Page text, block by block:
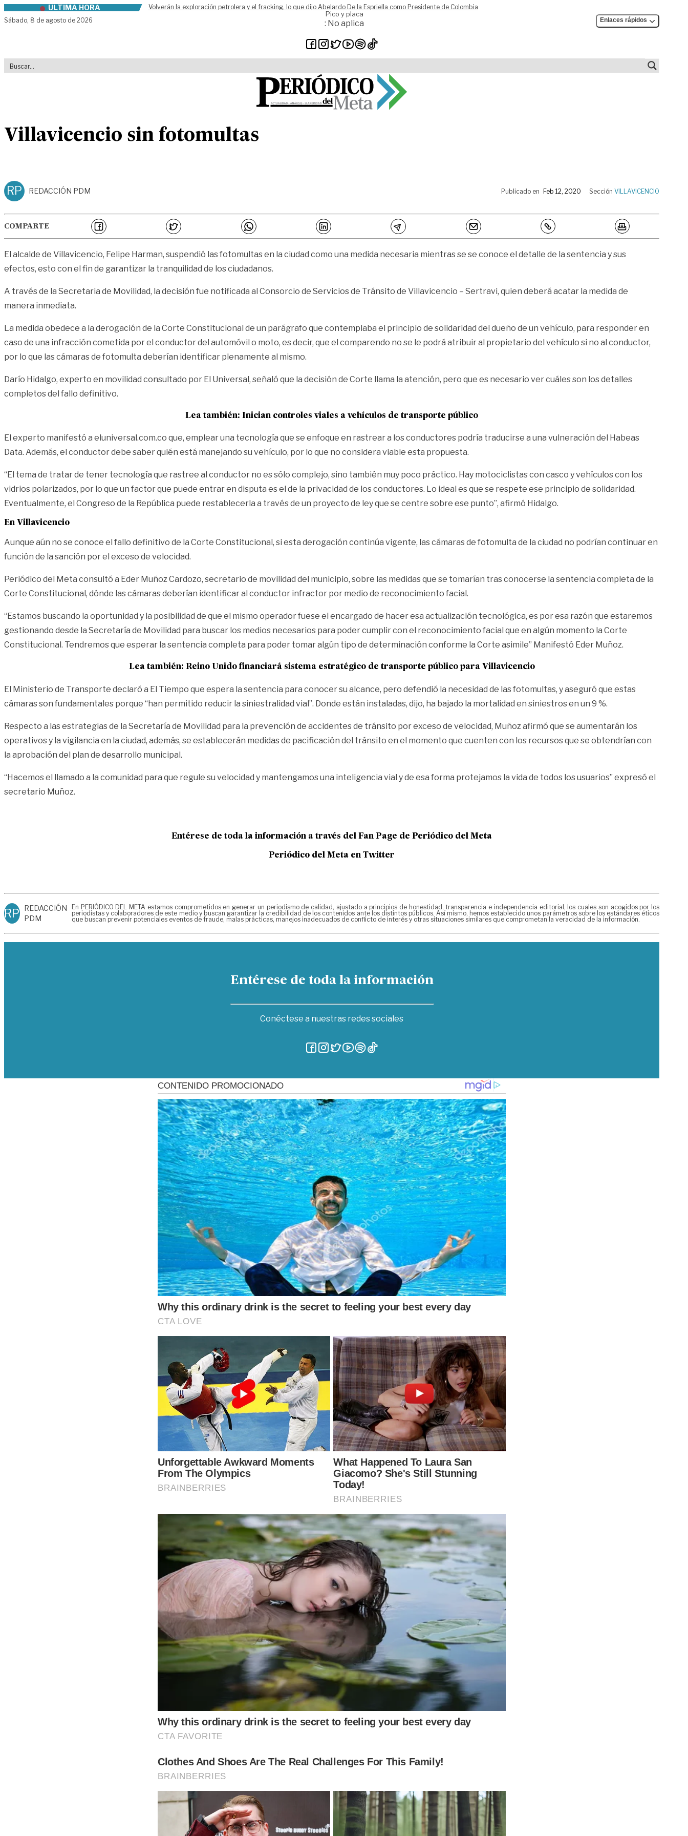
Skip to contentÚLTIMA HORA
Volverán la exploración petrolera y el fracking, lo que dijo Abelardo De la Espriella como Presidente de Colombia
Sábado, 8 de agosto de 2026
Pico y placa
: No aplica Enlaces rápidos
Villavicencio sin fotomultas
RP REDACCIÓN PDM Publicado en Feb 12, 2020 Sección VILLAVICENCIO
COMPARTE
El alcalde de Villavicencio, Felipe Harman, suspendió las fotomultas en la ciudad como una medida necesaria mientras se se conoce el detalle de la sentencia y sus
efectos, esto con el fin de garantizar la tranquilidad de los ciudadanos.
A través de la Secretaria de Movilidad, la decisión fue notificada al Consorcio de Servicios de Tránsito de Villavicencio – Sertravi, quien deberá acatar la medida de
manera inmediata.
La medida obedece a la derogación de la Corte Constitucional de un parágrafo que contemplaba el principio de solidaridad del dueño de un vehículo, para responder en
caso de una infracción cometida por el conductor del automóvil o moto, es decir, que el comparendo no se le podrá atribuir al propietario del vehículo si no al conductor,
por lo que las cámaras de fotomulta deberían identificar plenamente al mismo.
Darío Hidalgo, experto en movilidad consultado por El Universal, señaló que la decisión de Corte llama la atención, pero que es necesario ver cuáles son los detalles
completos del fallo definitivo.
Lea también: Inician controles viales a vehículos de transporte público
El experto manifestó a eluniversal.com.co que, emplear una tecnología que se enfoque en rastrear a los conductores podría traducirse a una vulneración del Habeas
Data. Además, el conductor debe saber quién está manejando su vehículo, por lo que no considera viable esta propuesta.
“El tema de tratar de tener tecnología que rastree al conductor no es sólo complejo, sino también muy poco práctico. Hay motociclistas con casco y vehículos con los
vidrios polarizados, por lo que un factor que puede entrar en disputa es el de la privacidad de los conductores. Lo ideal es que se respete ese principio de solidaridad.
Eventualmente, el Congreso de la República puede restablecerla a través de un proyecto de ley que se centre sobre ese punto”, afirmó Hidalgo.
En Villavicencio
Aunque aún no se conoce el fallo definitivo de la Corte Constitucional, si esta derogación continúa vigente, las cámaras de fotomulta de la ciudad no podrían continuar en
función de la sanción por el exceso de velocidad.
Periódico del Meta consultó a Eder Muñoz Cardozo, secretario de movilidad del municipio, sobre las medidas que se tomarían tras conocerse la sentencia completa de la
Corte Constitucional, dónde las cámaras deberían identificar al conductor infractor por medio de reconocimiento facial.
“Estamos buscando la oportunidad y la posibilidad de que el mismo operador fuese el encargado de hacer esa actualización tecnológica, es por esa razón que estaremos
gestionando desde la Secretaría de Movilidad para buscar los medios necesarios para poder cumplir con el reconocimiento facial que en algún momento la Corte
Constitucional. Tendremos que esperar la sentencia completa para poder tomar algún tipo de determinación conforme la Corte asimile” Manifestó Eder Muñoz.
Lea también: Reino Unido financiará sistema estratégico de transporte público para Villavicencio
El Ministerio de Transporte declaró a El Tiempo que espera la sentencia para conocer su alcance, pero defendió la necesidad de las fotomultas, y aseguró que estas
cámaras son fundamentales porque “han permitido reducir la siniestralidad vial”. Donde están instaladas, dijo, ha bajado la mortalidad en siniestros en un 9 %.
Respecto a las estrategias de la Secretaría de Movilidad para la prevención de accidentes de tránsito por exceso de velocidad, Muñoz afirmó que se aumentarán los
operativos y la vigilancia en la ciudad, además, se establecerán medidas de pacificación del tránsito en el momento que cuenten con los recursos que se obtendrían con
la aprobación del plan de desarrollo municipal.
“Hacemos el llamado a la comunidad para que regule su velocidad y mantengamos una inteligencia vial y de esa forma protejamos la vida de todos los usuarios” expresó el
secretario Muñoz.
Entérese de toda la información a través del Fan Page de Periódico del Meta
Periódico del Meta en Twitter
RP
REDACCIÓN
PDM
En PERIÓDICO DEL META estamos comprometidos en generar un periodismo de calidad, ajustado a principios de honestidad, transparencia e independencia editorial, los cuales son acogidos por los
periodistas y colaboradores de este medio y buscan garantizar la credibilidad de los contenidos ante los distintos públicos. Así mismo, hemos establecido unos parámetros sobre los estándares éticos
que buscan prevenir potenciales eventos de fraude, malas prácticas, manejos inadecuados de conflicto de interés y otras situaciones similares que comprometan la veracidad de la información.
Entérese de toda la información
Conéctese a nuestras redes sociales